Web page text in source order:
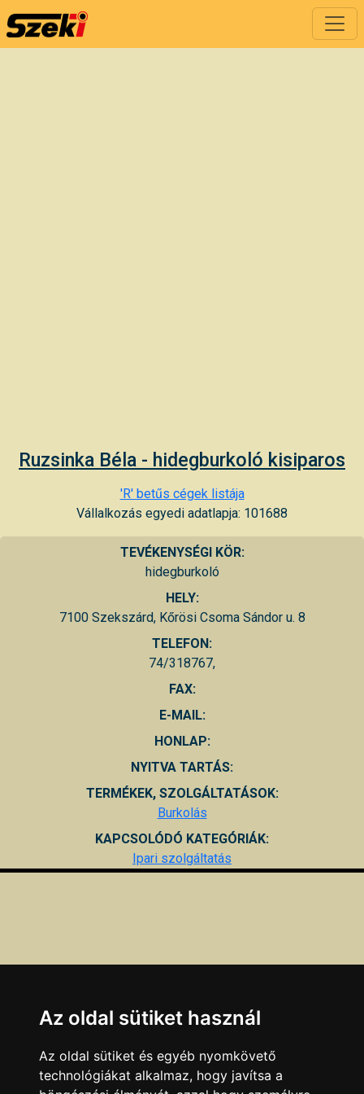
Ruzsinka Béla - hidegburkoló kisiparos
'R' betűs cégek listája
Vállalkozás egyedi adatlapja: 101688
TEVÉKENYSÉGI KÖR:
hidegburkoló
HELY:
7100 Szekszárd, Kőrösi Csoma Sándor u. 8
TELEFON:
74/318767,
FAX:
E-MAIL:
HONLAP:
NYITVA TARTÁS:
TERMÉKEK, SZOLGÁLTATÁSOK:
Burkolás
KAPCSOLÓDÓ KATEGÓRIÁK:
Ipari szolgáltatás
Az oldal sütiket használ
Az oldal sütiket és egyéb nyomkövető
technológiákat alkalmaz, hogy javítsa a